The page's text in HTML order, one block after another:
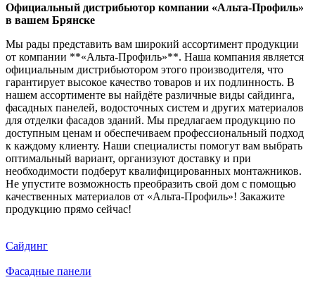
Официальный дистрибьютор компании «Альта-Профиль»
в вашем Брянске
Мы рады представить вам широкий ассортимент продукции
от компании **«Альта-Профиль»**. Наша компания является
официальным дистрибьютором этого производителя, что
гарантирует высокое качество товаров и их подлинность. В
нашем ассортименте вы найдёте различные виды сайдинга,
фасадных панелей, водосточных систем и других материалов
для отделки фасадов зданий. Мы предлагаем продукцию по
доступным ценам и обеспечиваем профессиональный подход
к каждому клиенту. Наши специалисты помогут вам выбрать
оптимальный вариант, организуют доставку и при
необходимости подберут квалифицированных монтажников.
Не упустите возможность преобразить свой дом с помощью
качественных материалов от «Альта-Профиль»! Закажите
продукцию прямо сейчас!
Сайдинг
Фасадные панели